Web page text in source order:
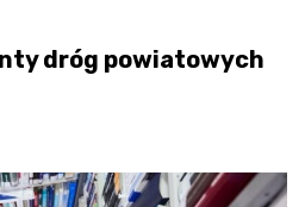
dróg powiatowych